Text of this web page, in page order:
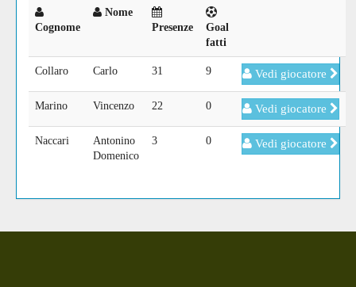
Cognome
Nome
Presenze
Goal
fatti
Collaro Carlo 31 9 Vedi giocatore
Marino Vincenzo 22 0 Vedi giocatore
Naccari
Antonino
Domenico
3 0 Vedi giocatore